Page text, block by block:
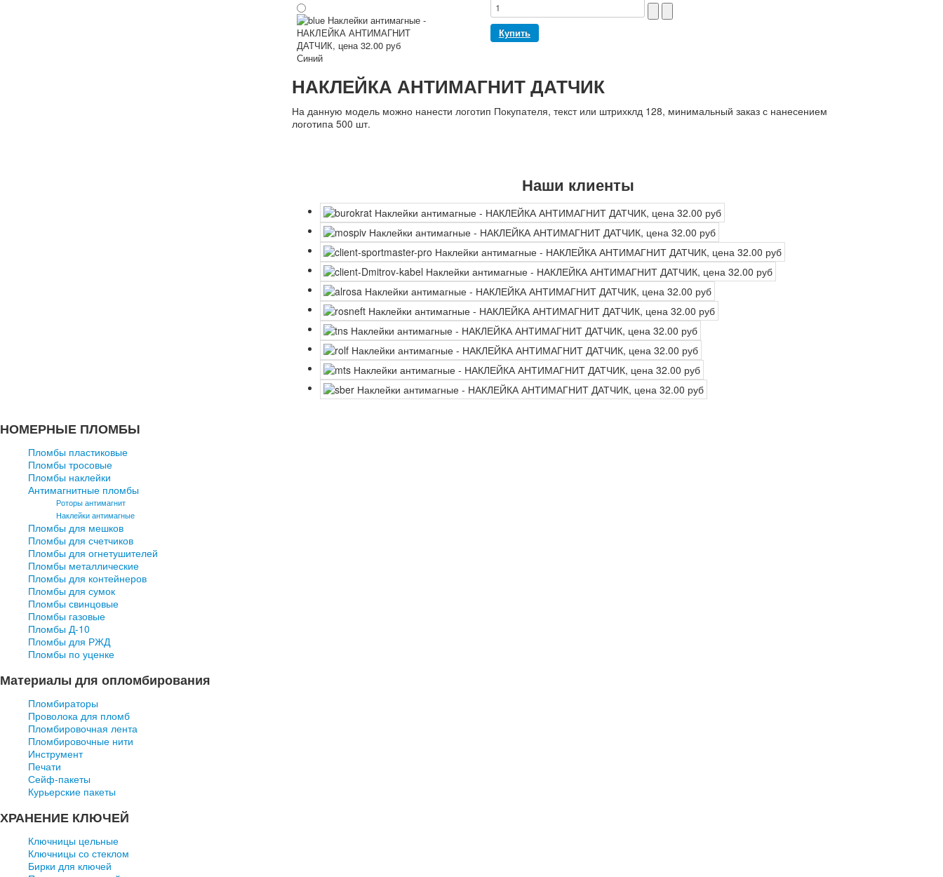
Синий
НАКЛЕЙКА АНТИМАГНИТ ДАТЧИК
На данную модель можно нанести логотип Покупателя, текст или штрихклд 128, минимальный заказ с нанесением
логотипа 500 шт.
Наши клиенты
НОМЕРНЫЕ ПЛОМБЫ
Пломбы пластиковые
Пломбы тросовые
Пломбы наклейки
Антимагнитные пломбы
Роторы антимагнит
Наклейки антимагные
Пломбы для мешков
Пломбы для счетчиков
Пломбы для огнетушителей
Пломбы металлические
Пломбы для контейнеров
Пломбы для сумок
Пломбы свинцовые
Пломбы газовые
Пломбы Д-10
Пломбы для РЖД
Пломбы по уценке
Материалы для опломбирования
Пломбираторы
Проволока для пломб
Пломбировочная лента
Пломбировочные нити
Инструмент
Печати
Сейф-пакеты
Курьерские пакеты
ХРАНЕНИЕ КЛЮЧЕЙ
Ключницы цельные
Ключницы со стеклом
Бирки для ключей